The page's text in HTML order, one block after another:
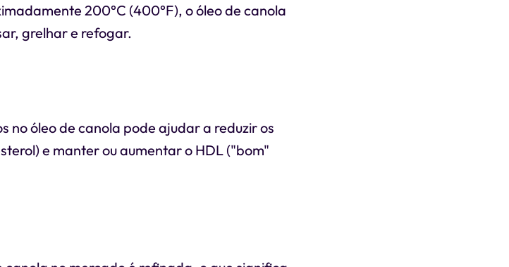
200°C (400°F), o óleo de canola
grelhar e refogar.
no óleo de canola pode ajudar a reduzir os
e manter ou aumentar o HDL ("bom"